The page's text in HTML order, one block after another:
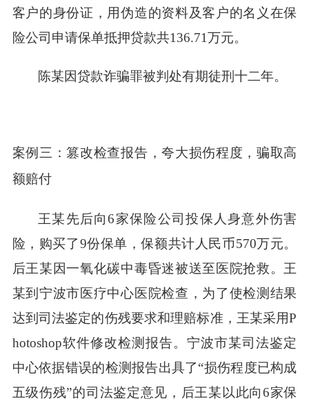
客户的身份证，用伪造的资料及客户的名义在保
险公司申请保单抵押贷款共136.71万元。
陈某因贷款诈骗罪被判处有期徒刑十二年。
案例三：篡改检查报告，夸大损伤程度，骗取高
额赔付
王某先后向6家保险公司投保人身意外伤害
险，购买了9份保单，保额共计人民币570万元。
后王某因一氧化碳中毒昏迷被送至医院抢救。王
某到宁波市医疗中心医院检查，为了使检测结果
达到司法鉴定的伤残要求和理赔标准，王某采用P
hotoshop软件修改检测报告。宁波市某司法鉴定
中心依据错误的检测报告出具了“损伤程度已构成
五级伤残”的司法鉴定意见，后王某以此向6家保